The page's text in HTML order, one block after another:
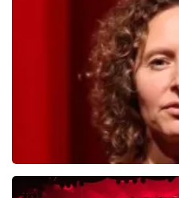
laatste 30 minuten
BESTEL NU
Esther van der Voort